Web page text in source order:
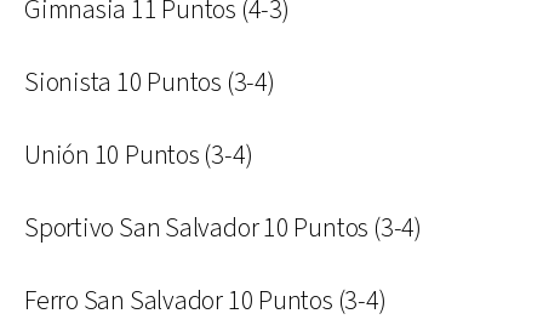
Gimnasia 11 Puntos (4-3)
Sionista 10 Puntos (3-4)
Unión 10 Puntos (3-4)
Sportivo San Salvador 10 Puntos (3-4)
Ferro San Salvador 10 Puntos (3-4)